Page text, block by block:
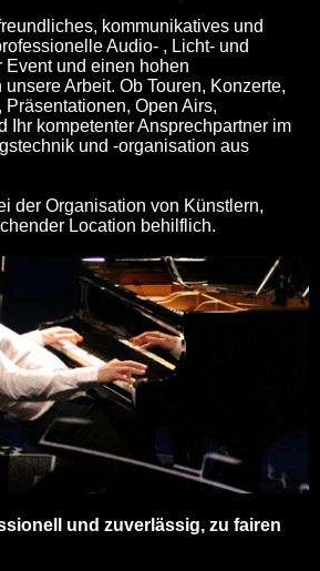
kommunikatives und
Audio- , Licht- und
Event und einen hohen
Arbeit. Ob Touren, Konzerte,
Open Airs,
Ihr kompetenter Ansprechpartner im
und -organisation aus
der Organisation von Künstlern,
Location behilflich.
und zuverlässig, zu fairen